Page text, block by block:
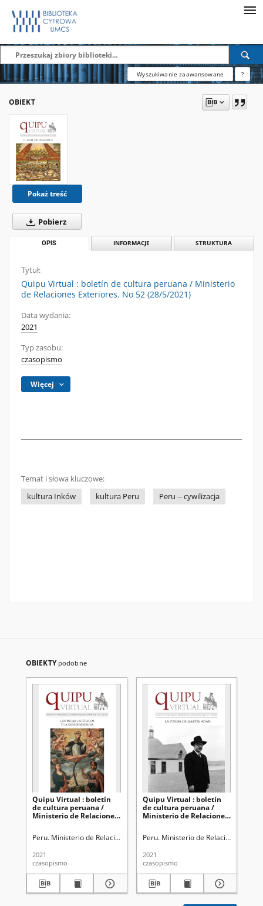
Wyszukiwanie zaawansowane ?
OBIEKT
Pokaż treść
Pobierz
OPIS INFORMACJE STRUKTURA
Tytuł:
Quipu Virtual : boletín de cultura peruana / Ministerio
de Relaciones Exteriores. No 52 (28/5/2021)
Data wydania:
2021
Typ zasobu:
czasopismo
Więcej
Temat i słowa kluczowe:
kultura Inków
kultura Peru Peru -- cywilizacja
OBIEKTY podobne
Quipu Virtual : boletín
de cultura peruana /
Ministerio de Relaciones
Peru. Ministerio de Relaciones Exteriores
2021
czasopismo
Quipu Virtual : boletín
de cultura peruana /
Ministerio de Relaciones
Peru. Ministerio de Relaciones
2021
czasopismo